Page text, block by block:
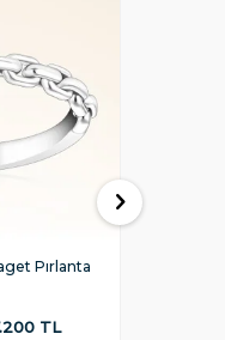
Pırlanta
TL